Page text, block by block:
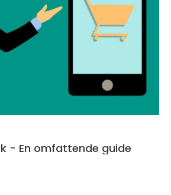
- En omfattende guide